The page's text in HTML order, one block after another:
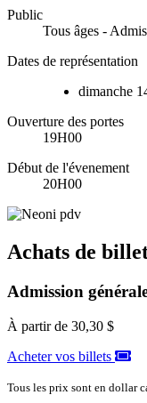
Public
Tous âges -
Dates de représentation
dimanche
Ouverture des portes
19H00
Début de l'évenement
20H00
Achats de
Admission
À partir de 30,30 $
Acheter vos billets
Tous les prix sont en dollar